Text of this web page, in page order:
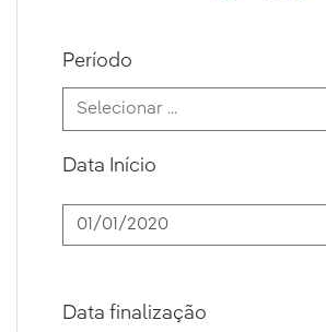
Data Início
Data finalização
Período